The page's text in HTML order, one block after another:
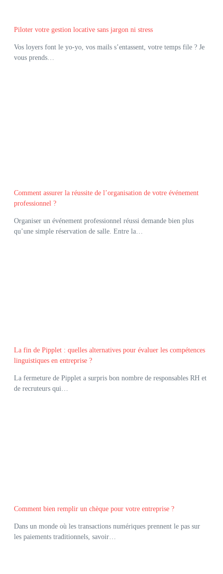
Piloter votre gestion locative sans jargon ni stress
Vos loyers font le yo-yo, vos mails s’entassent, votre temps file ? Je
vous prends…
Comment assurer la réussite de l’organisation de votre événement
professionnel ?
Organiser un événement professionnel réussi demande bien plus
qu’une simple réservation de salle. Entre la…
La fin de Pipplet : quelles alternatives pour évaluer les compétences
linguistiques en entreprise ?
La fermeture de Pipplet a surpris bon nombre de responsables RH et
de recruteurs qui…
Comment bien remplir un chèque pour votre entreprise ?
Dans un monde où les transactions numériques prennent le pas sur
les paiements traditionnels, savoir…